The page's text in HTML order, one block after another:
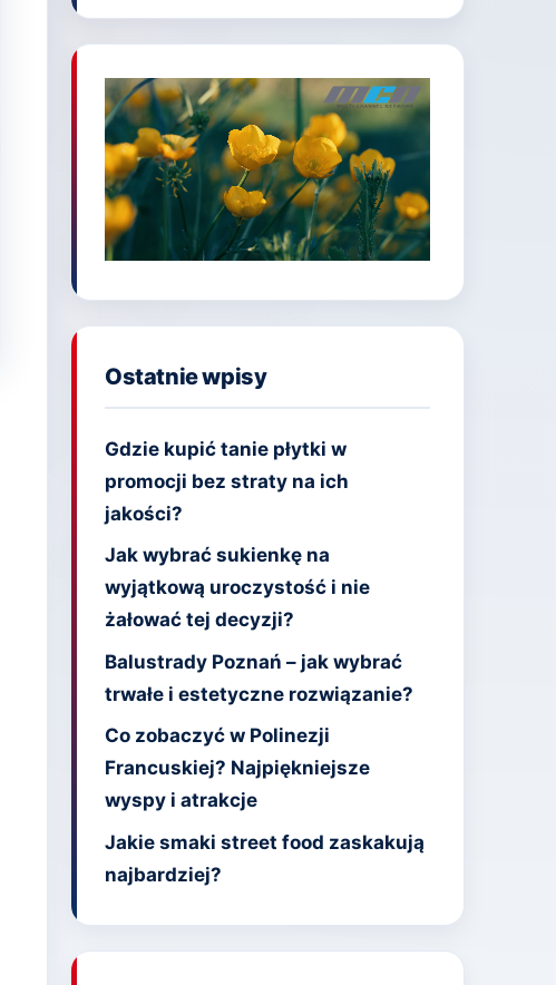
Ostatnie wpisy
Gdzie kupić tanie płytki w
promocji bez straty na ich
jakości?
Jak wybrać sukienkę na
wyjątkową uroczystość i nie
żałować tej decyzji?
Balustrady Poznań – jak wybrać
trwałe i estetyczne rozwiązanie?
Co zobaczyć w Polinezji
Francuskiej? Najpiękniejsze
wyspy i atrakcje
Jakie smaki street food zaskakują
najbardziej?